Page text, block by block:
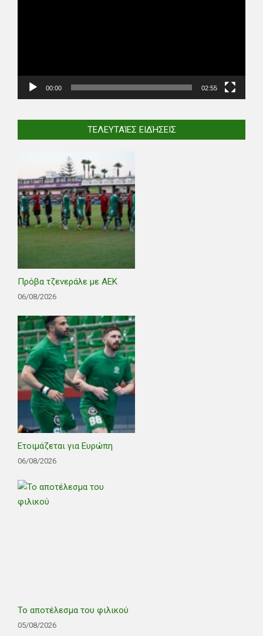
00:00 02:55
ΤΕΛΕΥΤΑΊΕΣ ΕΙΔΉΣΕΙΣ
Πρόβα τζενεράλε με ΑΕΚ
06/08/2026
Ετοιμάζεται για Ευρώπη
06/08/2026
Το αποτέλεσμα του φιλικού
05/08/2026